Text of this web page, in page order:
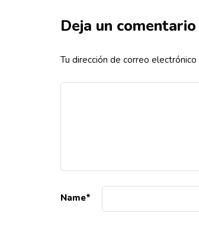
Deja un comentario
Tu dirección de correo electrónico
Name*